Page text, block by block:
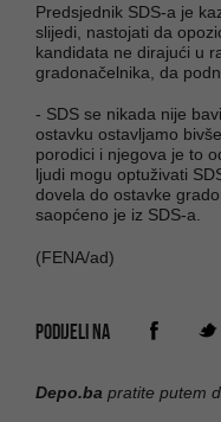
Predsjednik SDS-a je
slijedi, nastojati da
kandidata ne dirajući u
gradonačelnika, da
- SDS se nikada nije
ostavku ostavljamo
porodici i njegova je to
ljudi mogu optuživati
dovela do ostavke
saopćeno je iz SDS-a.
(FENA/ad)
PODIJELI NA
Depo.ba pratite putem